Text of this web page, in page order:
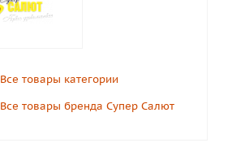
Все товары категории
Все товары бренда Супер Салют